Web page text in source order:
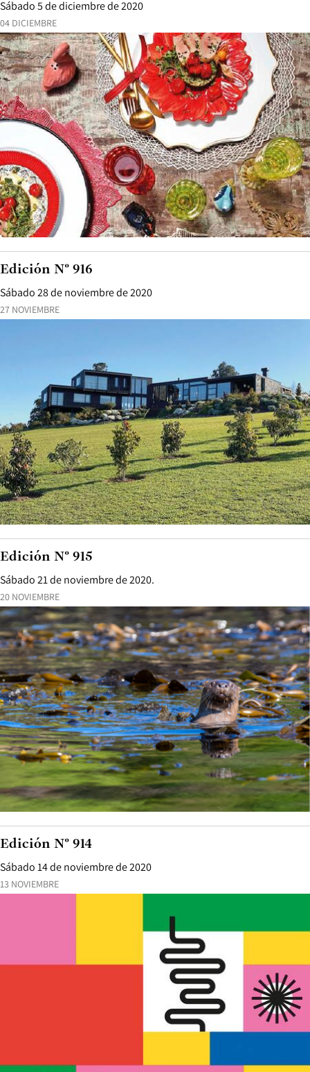
04 DICIEMBRE
Sábado 5 de diciembre de 2020
27 NOVIEMBRE
Sábado 28 de noviembre de 2020
Edición N° 916
20 NOVIEMBRE
Sábado 21 de noviembre de 2020.
Edición N° 915
13 NOVIEMBRE
Sábado 14 de noviembre de 2020
Edición N° 914